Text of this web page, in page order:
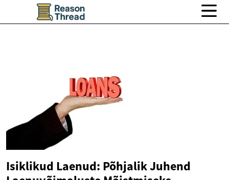
Isiklikud Laenud: Põhjalik Juhend